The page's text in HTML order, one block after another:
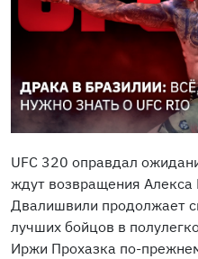
UFC 320 оправдал
ждут возвращения
Двалишвили продолжает
лучших бойцов в
Иржи Прохазка по-